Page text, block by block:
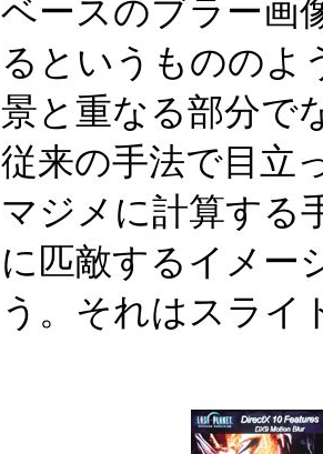
ベースのブラー画
るというもののよ
景と重なる部分で
従来の手法で目立
マジメに計算する
に匹敵するイメー
う。それはスライ